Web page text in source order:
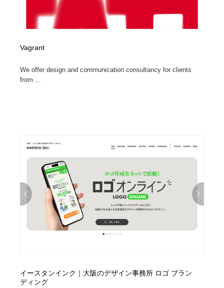
Vagrant
We offer design and communication consultancy for clients
from ...
イースタンインク｜大阪のデザイン事務所 ロゴ ブラン
ディング